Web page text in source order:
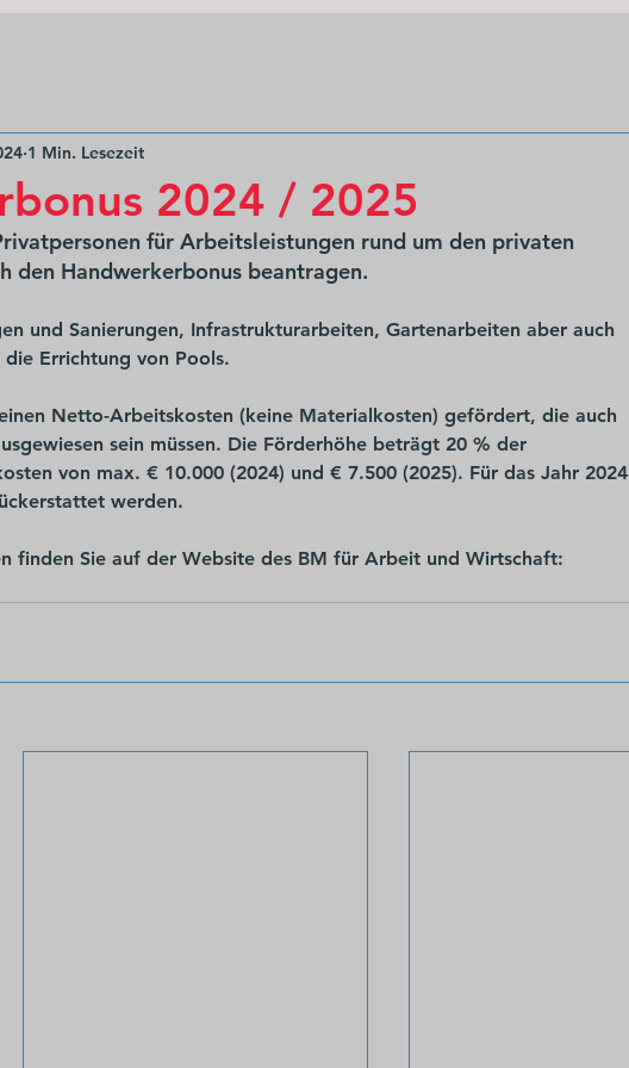
2024 / 2025
1 Min. Lesezeit
für Arbeitsleistungen rund um den privaten
den Handwerkerbonus beantragen.
und Sanierungen, Infrastrukturarbeiten, Gartenarbeiten aber auch
Errichtung von Pools.
Netto-Arbeitskosten (keine Materialkosten) gefördert, die auch
sein müssen. Die Förderhöhe beträgt 20 % der
von max. € 10.000 (2024) und € 7.500 (2025). Für das Jahr 2024
werden.
finden Sie auf der Website des BM für Arbeit und Wirtschaft: